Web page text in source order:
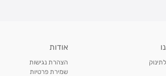
בימים א'-
אודות
הצהרת נגישות
שמירת פרטיות